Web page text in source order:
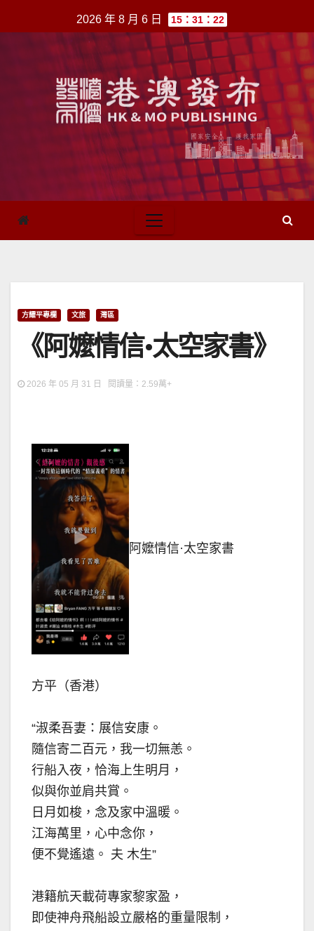
至
2026 年 8 月 6 日 15：31：22
方耀平專欄 文旅 灣區
《阿嬤情信·太空家書》
2026 年 05 月 31 日 閱讀量：2.59萬+
阿嬤情信·太空家書
方平（香港）
“淑柔吾妻：展信安康。
隨信寄二百元，我一切無恙。
行船入夜，恰海上生明月，
似與你並肩共賞。
日月如梭，念及家中溫暖。
江海萬里，心中念你，
便不覺遙遠。 夫 木生”
港籍航天載荷專家黎家盈，
即使神舟飛船設立嚴格的重量限制，